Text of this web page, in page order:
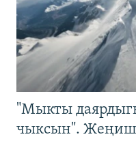
"Мыкты
чыксын". Жеңиш